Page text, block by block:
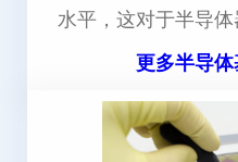
水平，这对于半导体
更多半导